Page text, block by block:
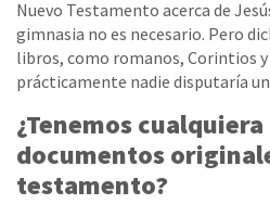
Nuevo Testamento acerca de
gimnasia no es necesario. Pero
libros, como romanos, Corintios y
prácticamente nadie disputaría un
¿Tenemos
documentos
testamento?